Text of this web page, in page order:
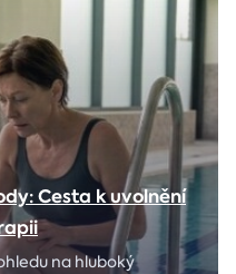
Cesta k uvolnění
na hluboký